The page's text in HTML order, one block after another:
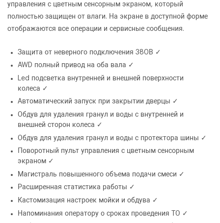
управления с цветным сенсорным экраном, который
полностью защищен от влаги. На экране в доступной форме
отображаются все операции и сервисные сообщения.
Защита от неверного подключения 380В ✓
AWD полный привод на оба вала ✓
Led подсветка внутренней и внешней поверхности
колеса ✓
Автоматический запуск при закрытии дверцы ✓
Обдув для удаления гранул и воды с внутренней и
внешней сторон колеса ✓
Обдув для удаления гранул и воды с протектора шины ✓
Поворотный пульт управления с цветным сенсорным
экраном ✓
Магистраль повышенного объема подачи смеси ✓
Расширенная статистика работы ✓
Кастомизация настроек мойки и обдува ✓
Напоминания оператору о сроках проведения ТО ✓
ОФОРМИТЬ ЗАКАЗ
Автоматическая мойка колес СТОРМ FURY H